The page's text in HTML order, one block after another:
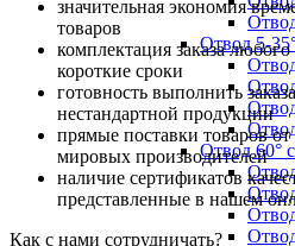
Отвод 5-
Отвод 60°
значительная экономия
товаров
комплектация заказа
короткие сроки
готовность выполнить
нестандартной продукции
прямые поставки товаров
мировых производителей
наличие сертификатов
представленные в нашем
Как с нами сотрудничать?